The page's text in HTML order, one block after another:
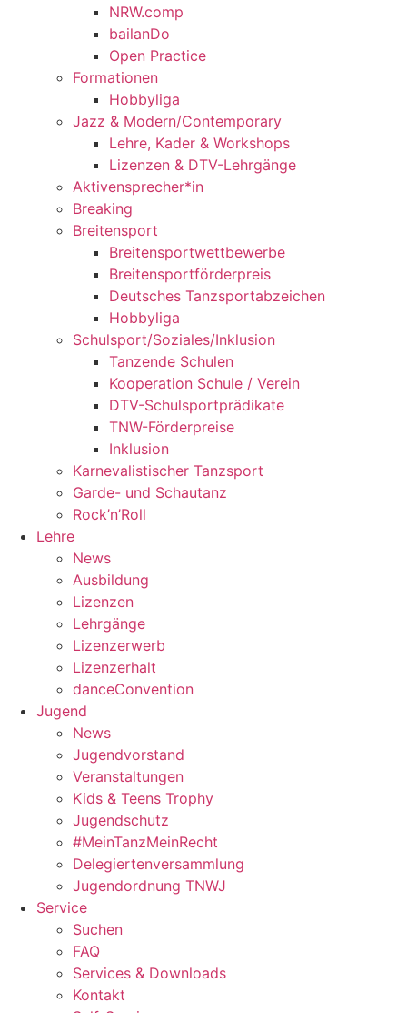
NRW.comp
bailanDo
Open Practice
Formationen
Hobbyliga
Jazz & Modern/Contemporary
Lehre, Kader & Workshops
Lizenzen & DTV-Lehrgänge
Aktivensprecher*in
Breaking
Breitensport
Breitensportwettbewerbe
Breitensportförderpreis
Deutsches Tanzsportabzeichen
Hobbyliga
Schulsport/Soziales/Inklusion
Tanzende Schulen
Kooperation Schule / Verein
DTV-Schulsportprädikate
TNW-Förderpreise
Inklusion
Karnevalistischer Tanzsport
Garde- und Schautanz
Rock’n’Roll
Lehre
News
Ausbildung
Lizenzen
Lehrgänge
Lizenzerwerb
Lizenzerhalt
danceConvention
Jugend
News
Jugendvorstand
Veranstaltungen
Kids & Teens Trophy
Jugendschutz
#MeinTanzMeinRecht
Delegiertenversammlung
Jugendordnung TNWJ
Service
Suchen
FAQ
Services & Downloads
Kontakt